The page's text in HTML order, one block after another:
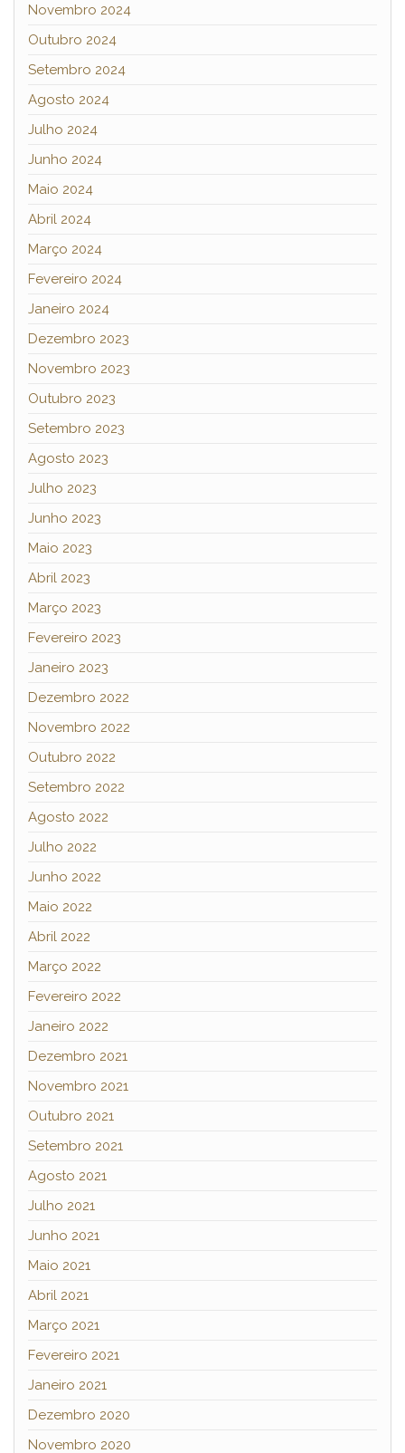
Novembro 2024
Outubro 2024
Setembro 2024
Agosto 2024
Julho 2024
Junho 2024
Maio 2024
Abril 2024
Março 2024
Fevereiro 2024
Janeiro 2024
Dezembro 2023
Novembro 2023
Outubro 2023
Setembro 2023
Agosto 2023
Julho 2023
Junho 2023
Maio 2023
Abril 2023
Março 2023
Fevereiro 2023
Janeiro 2023
Dezembro 2022
Novembro 2022
Outubro 2022
Setembro 2022
Agosto 2022
Julho 2022
Junho 2022
Maio 2022
Abril 2022
Março 2022
Fevereiro 2022
Janeiro 2022
Dezembro 2021
Novembro 2021
Outubro 2021
Setembro 2021
Agosto 2021
Julho 2021
Junho 2021
Maio 2021
Abril 2021
Março 2021
Fevereiro 2021
Janeiro 2021
Dezembro 2020
Novembro 2020